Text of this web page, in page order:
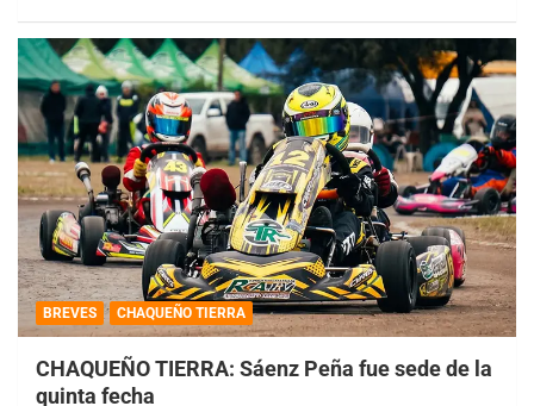
BREVES CHAQUEÑO TIERRA
CHAQUEÑO TIERRA: Sáenz Peña fue sede de la
quinta fecha